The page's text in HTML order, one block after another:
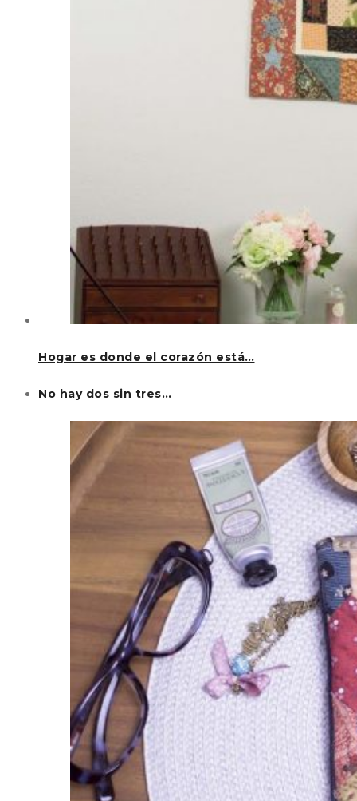
Hogar es donde el corazón está…
No hay dos sin tres…